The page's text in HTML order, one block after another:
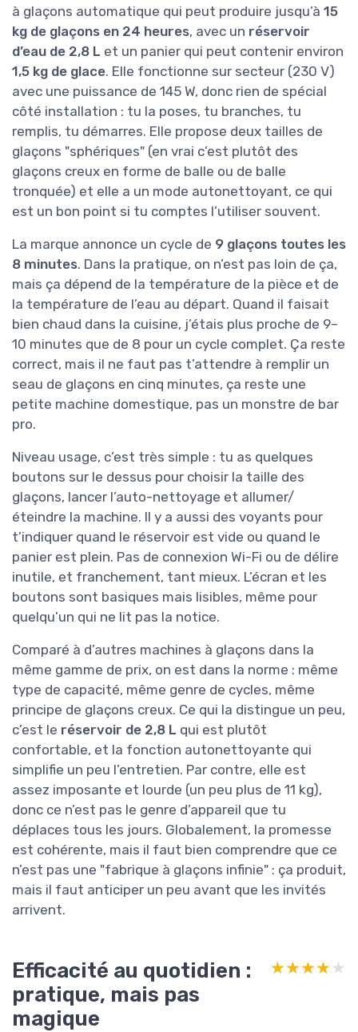
à glaçons automatique qui peut produire jusqu’à 15
kg de glaçons en 24 heures, avec un réservoir
d’eau de 2,8 L et un panier qui peut contenir environ
1,5 kg de glace. Elle fonctionne sur secteur (230 V)
avec une puissance de 145 W, donc rien de spécial
côté installation : tu la poses, tu branches, tu
remplis, tu démarres. Elle propose deux tailles de
glaçons "sphériques" (en vrai c’est plutôt des
glaçons creux en forme de balle ou de balle
tronquée) et elle a un mode autonettoyant, ce qui
est un bon point si tu comptes l’utiliser souvent.
La marque annonce un cycle de 9 glaçons toutes les
8 minutes. Dans la pratique, on n’est pas loin de ça,
mais ça dépend de la température de la pièce et de
la température de l’eau au départ. Quand il faisait
bien chaud dans la cuisine, j’étais plus proche de 9–
10 minutes que de 8 pour un cycle complet. Ça reste
correct, mais il ne faut pas t’attendre à remplir un
seau de glaçons en cinq minutes, ça reste une
petite machine domestique, pas un monstre de bar
pro.
Niveau usage, c’est très simple : tu as quelques
boutons sur le dessus pour choisir la taille des
glaçons, lancer l’auto-nettoyage et allumer/
éteindre la machine. Il y a aussi des voyants pour
t’indiquer quand le réservoir est vide ou quand le
panier est plein. Pas de connexion Wi-Fi ou de délire
inutile, et franchement, tant mieux. L’écran et les
boutons sont basiques mais lisibles, même pour
quelqu’un qui ne lit pas la notice.
Comparé à d’autres machines à glaçons dans la
même gamme de prix, on est dans la norme : même
type de capacité, même genre de cycles, même
principe de glaçons creux. Ce qui la distingue un peu,
c’est le réservoir de 2,8 L qui est plutôt
confortable, et la fonction autonettoyante qui
simplifie un peu l’entretien. Par contre, elle est
assez imposante et lourde (un peu plus de 11 kg),
donc ce n’est pas le genre d’appareil que tu
déplaces tous les jours. Globalement, la promesse
est cohérente, mais il faut bien comprendre que ce
n’est pas une "fabrique à glaçons infinie" : ça produit,
mais il faut anticiper un peu avant que les invités
arrivent.
Efficacité au quotidien :
pratique, mais pas
magique
★★★★★
★★★★★